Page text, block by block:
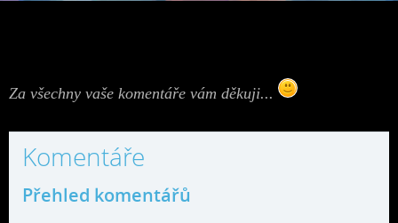
Za všechny vaše komentáře vám děkuji...
Komentáře
Přehled komentářů